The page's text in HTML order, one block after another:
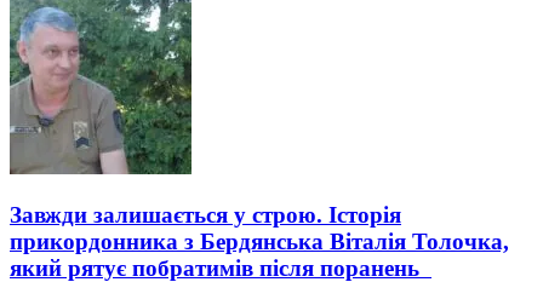
Завжди залишається у строю. Історія
прикордонника з Бердянська Віталія Толочка,
який рятує побратимів після поранень